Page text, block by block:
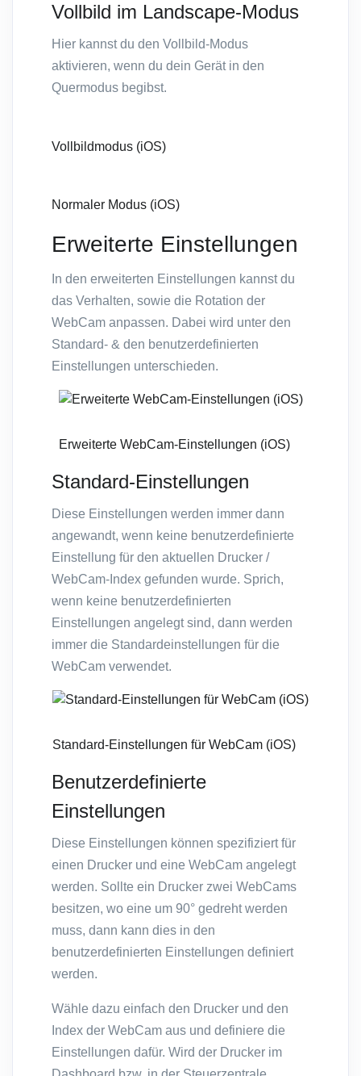
Vollbild im Landscape-Modus
Hier kannst du den Vollbild-Modus
aktivieren, wenn du dein Gerät in den
Quermodus begibst.
Vollbildmodus (iOS)
Normaler Modus (iOS)
Erweiterte Einstellungen
In den erweiterten Einstellungen kannst du
das Verhalten, sowie die Rotation der
WebCam anpassen. Dabei wird unter den
Standard- & den benutzerdefinierten
Einstellungen unterschieden.
Erweiterte WebCam-Einstellungen (iOS)
Standard-Einstellungen
Diese Einstellungen werden immer dann
angewandt, wenn keine benutzerdefinierte
Einstellung für den aktuellen Drucker /
WebCam-Index gefunden wurde. Sprich,
wenn keine benutzerdefinierten
Einstellungen angelegt sind, dann werden
immer die Standardeinstellungen für die
WebCam verwendet.
Standard-Einstellungen für WebCam (iOS)
Benutzerdefinierte
Einstellungen
Diese Einstellungen können spezifiziert für
einen Drucker und eine WebCam angelegt
werden. Sollte ein Drucker zwei WebCams
besitzen, wo eine um 90° gedreht werden
muss, dann kann dies in den
benutzerdefinierten Einstellungen definiert
werden.
Wähle dazu einfach den Drucker und den
Index der WebCam aus und definiere die
Einstellungen dafür. Wird der Drucker im